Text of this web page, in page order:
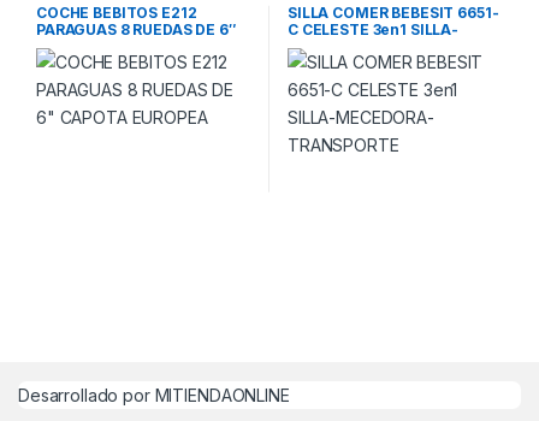
COCHE BEBITOS E212
PARAGUAS 8 RUEDAS DE 6″
CAPOTA EUROPEA
SILLA COMER BEBESIT 6651-
C CELESTE 3en1 SILLA-
MECEDORA-TRANSPORTE
Desarrollado por MITIENDAONLINE